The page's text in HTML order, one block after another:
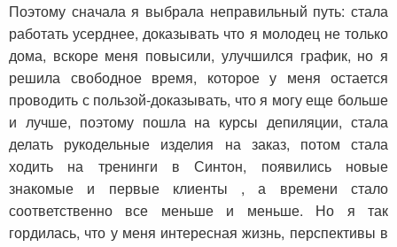
Поэтому сначала я выбрала неправильный путь: стала
работать усерднее, доказывать что я молодец не только
дома, вскоре меня повысили, улучшился график, но я
решила свободное время, которое у меня остается
проводить с пользой-доказывать, что я могу еще больше
и лучше, поэтому пошла на курсы депиляции, стала
делать рукодельные изделия на заказ, потом стала
ходить на тренинги в Синтон, появились новые
знакомые и первые клиенты , а времени стало
соответственно все меньше и меньше. Но я так
гордилась, что у меня интересная жизнь, перспективы в